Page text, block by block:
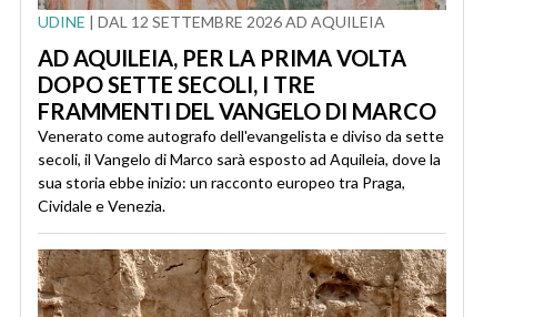
UDINE | DAL 12 SETTEMBRE 2026 AD AQUILEIA
AD AQUILEIA, PER LA PRIMA VOLTA
DOPO SETTE SECOLI, I TRE
FRAMMENTI DEL VANGELO DI MARCO
Venerato come autografo dell'evangelista e diviso da sette
secoli, il Vangelo di Marco sarà esposto ad Aquileia, dove la
sua storia ebbe inizio: un racconto europeo tra Praga,
Cividale e Venezia.